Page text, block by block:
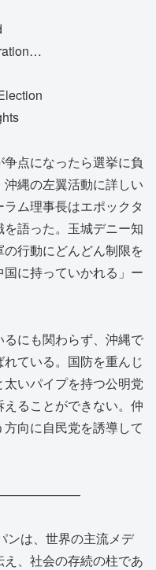
争点になったら選挙に負
縄の左翼活動に詳しい
ム理事長はエポックタ
語った。玉城デニー知
行動にどんどん制限を
に持っていかれる」ー
にも関わらず、沖縄で
ている。国防を重んじ
いパイプを持つ公明党
ることができない。仲
向に自民党を誘導して
ンは、世界の主流メデ
、社会の存続の柱であ